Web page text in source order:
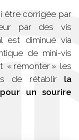
être corrigée par
par des vis
est diminué via
de mini-vis
« remonter » les
de rétablir la
un sourire